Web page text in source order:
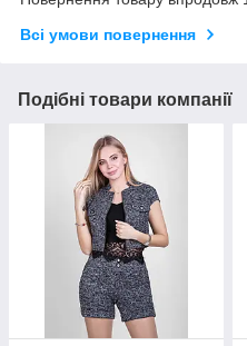
Всі умови повернення
Подібні товари компанії